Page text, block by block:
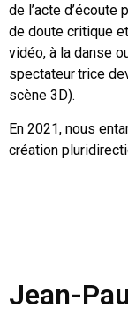
de l’acte
de doute critique
vidéo, à la danse
spectateur·trice
scène 3D).
En 2021, nous
création
Jean-